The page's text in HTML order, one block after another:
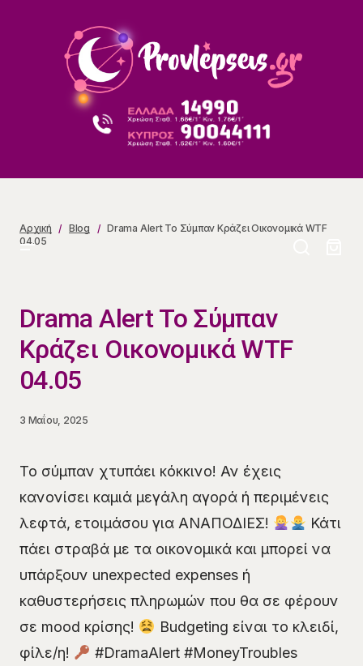
Αρχική Blog
Drama Alert Το Σύμπαν Κράζει Οικονομικά WTF
04.05
Drama Alert Το Σύμπαν
Κράζει Οικονομικά WTF
04.05
3 Μαΐου, 2025
Το σύμπαν χτυπάει κόκκινο! Αν έχεις
κανονίσει καμιά μεγάλη αγορά ή περιμένεις
λεφτά, ετοιμάσου για ΑΝΑΠΟΔΙΕΣ!
Κάτι
πάει στραβά με τα οικονομικά και μπορεί να
υπάρξουν unexpected expenses ή
καθυστερήσεις πληρωμών που θα σε φέρουν
σε mood κρίσης!
Budgeting είναι το κλειδί,
φίλε/η!
#DramaAlert #MoneyTroubles